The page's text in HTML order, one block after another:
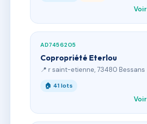
AD7456205
Copropriété Eterlou
📍 r saint-etienne, 73480 Bessans
🏠 41 lots